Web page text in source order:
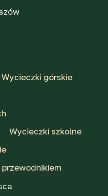
Wycieczki górskie
Wycieczki szkolne